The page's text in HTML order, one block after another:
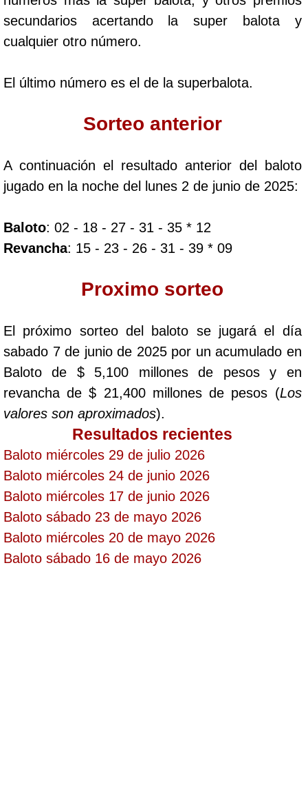
Paisita Día
Pick 3 Noche
Pick 4 Día
Saman de la suerte
Sinuano Día
Sinuano Noche
Super Chontico Noche
secundarios acertando la super balota y
cualquier otro número.
El último número es el de la superbalota.
Sorteo anterior
A continuación el resultado anterior del baloto
jugado en la noche del lunes 2 de junio de 2025:
Baloto: 02 - 18 - 27 - 31 - 35 * 12
Revancha: 15 - 23 - 26 - 31 - 39 * 09
Proximo sorteo
El próximo sorteo del baloto se jugará el día
sabado 7 de junio de 2025 por un acumulado en
Baloto de $ 5,100 millones de pesos y en
revancha de $ 21,400 millones de pesos (Los
valores son aproximados).
Resultados recientes
Baloto miércoles 29 de julio 2026
Baloto miércoles 24 de junio 2026
Baloto miércoles 17 de junio 2026
Baloto sábado 23 de mayo 2026
Baloto miércoles 20 de mayo 2026
Baloto sábado 16 de mayo 2026